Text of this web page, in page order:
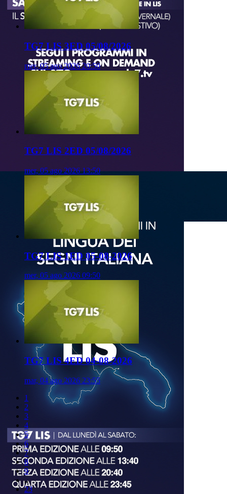
TG7 LIS 3ED 05/08/2026
mer, 05 ago 2026 20:50
TG7 LIS 2ED 05/08/2026
mer, 05 ago 2026 13:50
TG7 LIS 1ED 05-08-2026
mer, 05 ago 2026 09:50
TG7 LIS 4ED 04-08-2026
mar, 04 ago 2026 23:55
1
2
3
4
5
6
7
8
9
..
23